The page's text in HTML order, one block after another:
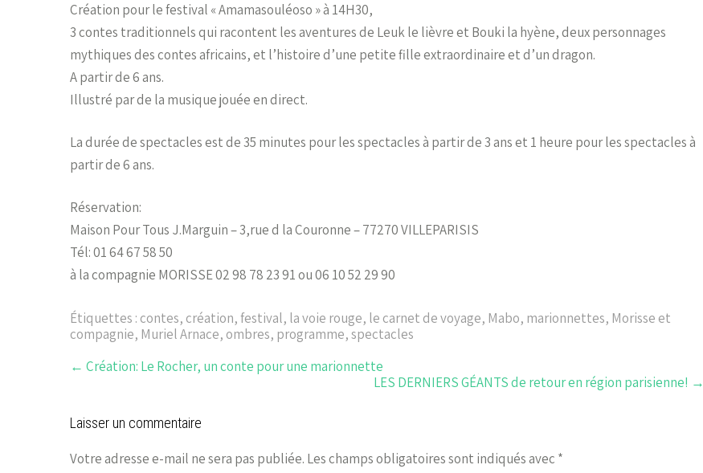
Création pour le festival « Amamasouléoso » à 14H30,
3 contes traditionnels qui racontent les aventures de Leuk le lièvre et Bouki la hyène, deux personnages
mythiques des contes africains, et l’histoire d’une petite fille extraordinaire et d’un dragon.
A partir de 6 ans.
Illustré par de la musique jouée en direct.
La durée de spectacles est de 35 minutes pour les spectacles à partir de 3 ans et 1 heure pour les spectacles à
partir de 6 ans.
Réservation:
Maison Pour Tous J.Marguin – 3,rue d la Couronne – 77270 VILLEPARISIS
Tél: 01 64 67 58 50
à la compagnie MORISSE 02 98 78 23 91 ou 06 10 52 29 90
Étiquettes : contes, création,festival, la voie rouge, le carnet de voyage, Mabo, marionnettes, Morisse et
compagnie, Muriel Arnace, ombres, programme,spectacles
← Création: Le Rocher, un conte pour une marionnette
LES DERNIERS GÉANTS de retour en région parisienne! →
Laisser un commentaire
Votre adresse e-mail ne sera pas publiée. Les champs obligatoires sont indiqués avec *